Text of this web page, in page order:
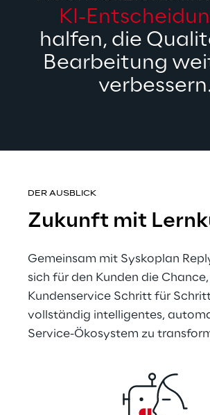
KI-
halfen, die
Bearbeitung
DER AUSBLICK
Zukunft mit
Gemeinsam mit Syskoplan
sich für den Kunden die
Kundenservice Schritt für
vollständig intelligentes,
Service-Ökosystem zu